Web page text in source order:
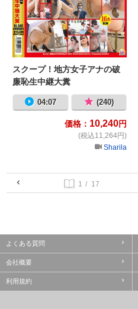
スクープ！地方女子アナの破
廉恥生中継大糞
04:07 (240)
価格： 10,240円
(税込11,264円)
Sharila
/ 17
よくある質問
会社概要
利用規約